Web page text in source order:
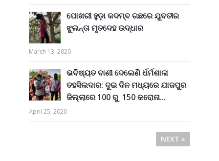
ପୋଖରୀ ହୁଡ଼ା କଦମ୍ବ ଗଛରେ ଯୁବତୀର
ଝୁଲନ୍ତା ମୃତଦେହ ଉଦ୍ଧାର
March 13, 2020
ଭବିଷ୍ୟତ ବାଣୀ ଦେଲେଣି ର୍ଧର୍ମଶାଳା
ତହସିଲଦାର: ଦୁଇ ଦିନ ମଧ୍ୟରେ ଯାଜପୁର
ଜିଲ୍ଲାରେ 100 ରୁ 150 କରୋନା...
April 25, 2020
NEXT »